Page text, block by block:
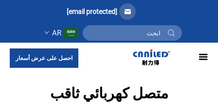
[email protected]
AR
احصل على عرض أسعار
متصل كهربائي ثاقب